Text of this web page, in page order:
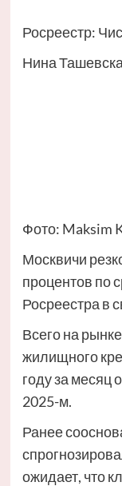
Росреестр:
Нина
Фото: Maksim
Москвичи
процентов по
Росреестра в
Всего на
жилищного
году за месяц
2025-м.
Ранее
ожидает, что